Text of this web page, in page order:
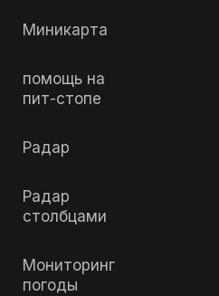
Миникарта
помощь на
пит-стопе
Радар
Радар
столбцами
Мониторинг
погоды